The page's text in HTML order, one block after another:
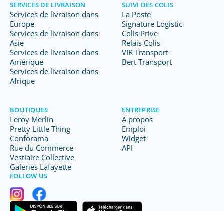
SERVICES DE LIVRAISON
Services de livraison dans
Europe
Services de livraison dans
Asie
Services de livraison dans
Amérique
Services de livraison dans
Afrique
SUIVI DES COLIS
La Poste
Signature Logistic
Colis Prive
Relais Colis
VIR Transport
Bert Transport
BOUTIQUES
Leroy Merlin
Pretty Little Thing
Conforama
Rue du Commerce
Vestiaire Collective
Galeries Lafayette
ENTREPRISE
A propos
Emploi
Widget
API
FOLLOW US